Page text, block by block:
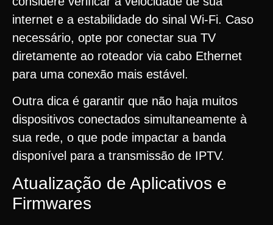
internet e a estabilidade do sinal Wi-Fi. Caso
necessário, opte por conectar sua TV
diretamente ao roteador via cabo Ethernet
para uma conexão mais estável.
Outra dica é garantir que não haja muitos
dispositivos conectados simultaneamente à
sua rede, o que pode impactar a banda
disponível para a transmissão de IPTV.
Atualização de Aplicativos e
Firmwares